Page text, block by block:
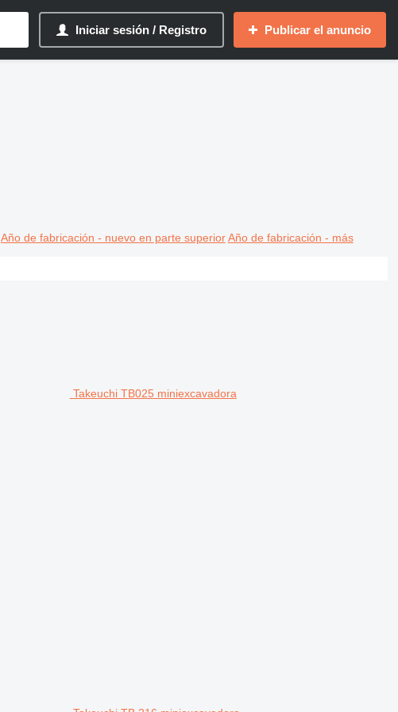
Iniciar sesión / Registro Publicar el anuncio
Año de fabricación - nuevo en parte superior Año de fabricación - más
Takeuchi TB025 miniexcavadora